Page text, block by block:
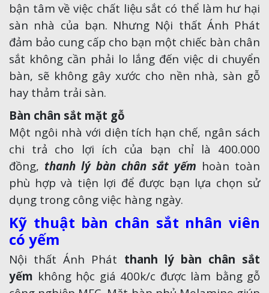
bận tâm về việc chất liệu sắt có thể làm hư hại
sàn nhà của bạn. Nhưng Nội thất Ánh Phát
đảm bảo cung cấp cho bạn một chiếc bàn chân
sắt không cần phải lo lắng đến việc di chuyển
bàn, sẽ không gây xước cho nền nhà, sàn gỗ
hay thảm trải sàn.
Bàn chân sắt mặt gỗ
Một ngôi nhà với diện tích hạn chế, ngân sách
chi trả cho lợi ích của bạn chỉ là 400.000
đồng, thanh lý bàn chân sắt yếm hoàn toàn
phù hợp và tiện lợi để được bạn lựa chọn sử
dụng trong công việc hàng ngày.
Kỹ thuật bàn chân sắt nhân viên
có yếm
Nội thất Ánh Phát thanh lý bàn chân sắt
yếm không hộc giá 400k/c được làm bằng gỗ